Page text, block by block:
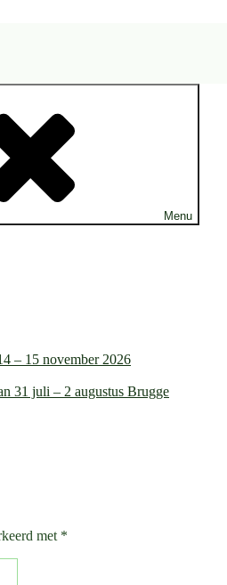
Menu
– 15 november 2026
31 juli – 2 augustus Brugge
met *